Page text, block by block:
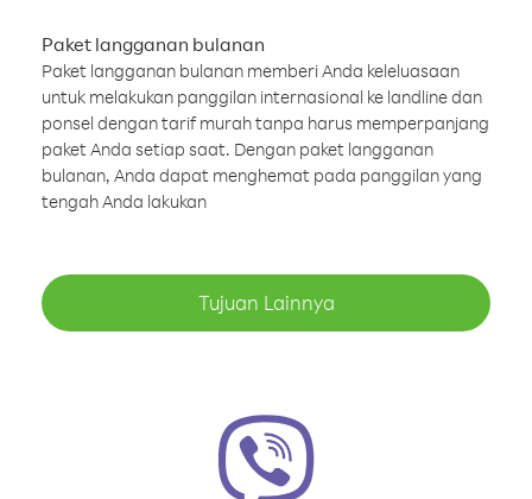
Paket langganan bulanan
Paket langganan bulanan memberi Anda keleluasaan
untuk melakukan panggilan internasional ke landline dan
ponsel dengan tarif murah tanpa harus memperpanjang
paket Anda setiap saat. Dengan paket langganan
bulanan, Anda dapat menghemat pada panggilan yang
tengah Anda lakukan
Tujuan Lainnya